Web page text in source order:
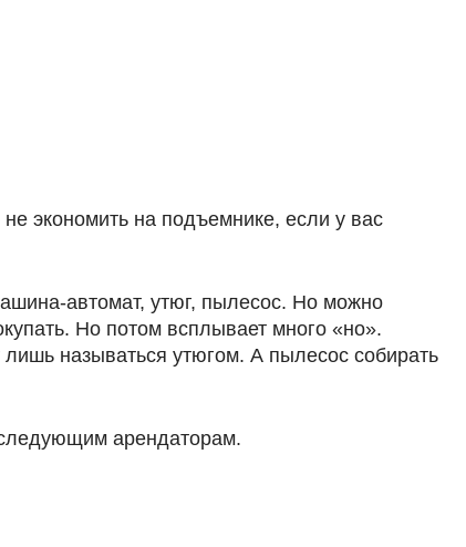
экономить на подъемнике, если у вас
автомат, утюг, пылесос. Но можно
Но потом всплывает много «но».
называться утюгом. А пылесос собирать
следующим арендаторам.